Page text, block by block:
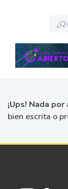
¡Ups! Nada por
bien escrita o